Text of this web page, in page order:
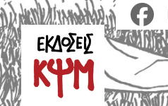
Παράκαμψη
προς
το
κυρίως
περιεχόμενο